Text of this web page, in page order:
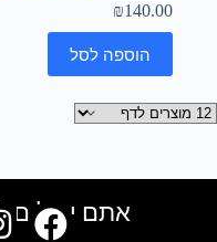
₪140.00
הוספה לסל
אתם יכולים